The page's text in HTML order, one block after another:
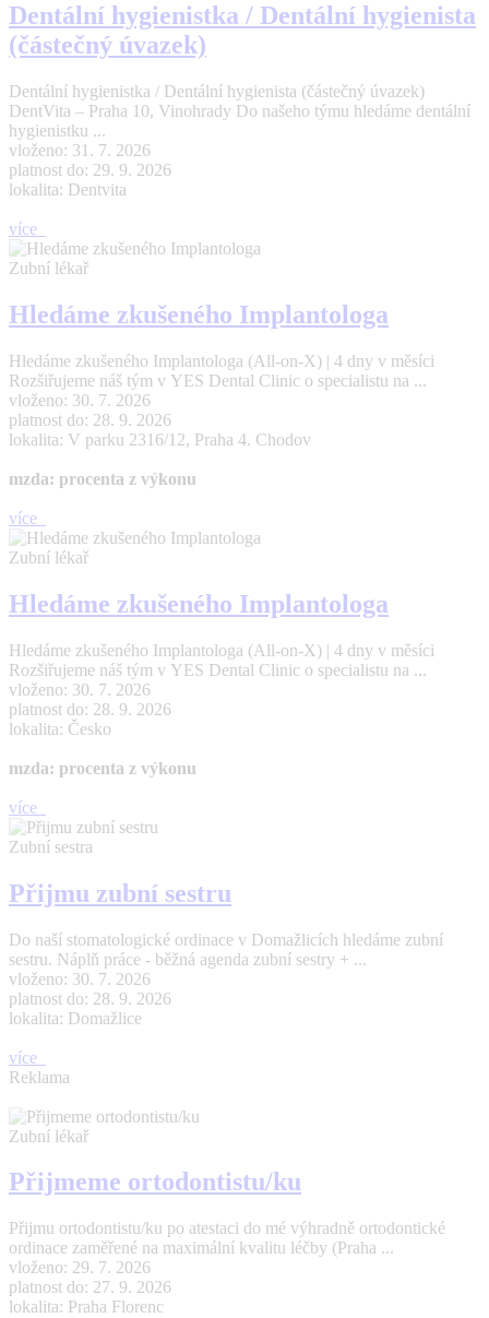
Dentální hygienistka / Dentální hygienista
(částečný úvazek)
Dentální hygienistka / Dentální hygienista (částečný úvazek)
DentVita – Praha 10, Vinohrady Do našeho týmu hledáme dentální
hygienistku ...
vloženo: 31. 7. 2026
platnost do: 29. 9. 2026
lokalita: Dentvita
více
Zubní lékař
Hledáme zkušeného Implantologa
Hledáme zkušeného Implantologa (All-on-X) | 4 dny v měsíci
Rozšiřujeme náš tým v YES Dental Clinic o specialistu na ...
vloženo: 30. 7. 2026
platnost do: 28. 9. 2026
lokalita: V parku 2316/12, Praha 4. Chodov
mzda: procenta z výkonu
více
Zubní lékař
Hledáme zkušeného Implantologa
Hledáme zkušeného Implantologa (All-on-X) | 4 dny v měsíci
Rozšiřujeme náš tým v YES Dental Clinic o specialistu na ...
vloženo: 30. 7. 2026
platnost do: 28. 9. 2026
lokalita: Česko
mzda: procenta z výkonu
více
Zubní sestra
Přijmu zubní sestru
Do naší stomatologické ordinace v Domažlicích hledáme zubní
sestru. Náplň práce - běžná agenda zubní sestry + ...
vloženo: 30. 7. 2026
platnost do: 28. 9. 2026
lokalita: Domažlice
více
Reklama
Zubní lékař
Přijmeme ortodontistu/ku
Přijmu ortodontistu/ku po atestaci do mé výhradně ortodontické
ordinace zaměřené na maximální kvalitu léčby (Praha ...
vloženo: 29. 7. 2026
platnost do: 27. 9. 2026
lokalita: Praha Florenc